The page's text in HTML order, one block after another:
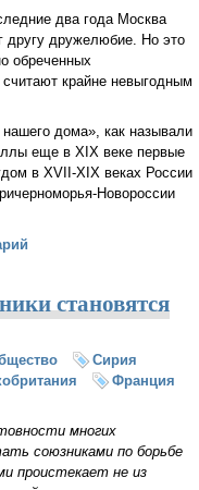
два года Москва
другу дружелюбие. Но это
обреченных
крайне невыгодным
дома», как называли
еще в XIX веке первые
в XVII-XIX веках России
Новороссии
НАТО (Егор
становятся
Сирия
Франция
многих
союзниками по борьбе
проистекает не из